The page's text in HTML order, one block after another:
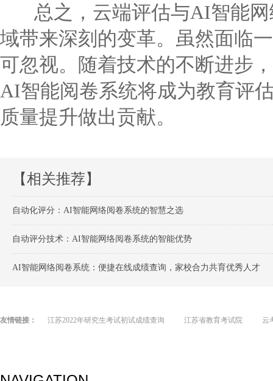
总之，云端评估与AI智能网
域带来深刻的变革。虽然面临
可忽视。随着技术的不断进步
AI智能阅卷系统将成为教育评
质量提升做出贡献。
【相关推荐】
自动化评分：AI智能网络阅卷系统的智慧之选
自动评分技术：AI智能网络阅卷系统的智能优势
AI智能网络阅卷系统：便捷在线成绩查询，家校合力共育优秀人才
友情链接： 江苏2022年研究生考试初试成绩查询 江苏省教育考试院 云